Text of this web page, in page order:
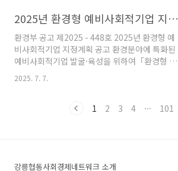
수○ 문 의 처: 강원지속가능경제지원센터 기업
자세한 내용은 붙임 문서를 확인하여 주시기 바
랍니다.
2025년 환경형 예비사회적기업 지정계획 공고
환경부 공고 제2025 - 448호 2025년 환경형 예
비사회적기업 지정계획 공고 환경분야에 특화된
예비사회적기업 발굴·육성을 위하여「환경형 예
비사회적기업 지정제도 및 사회적기업 인증추천
제도 운영지침(2025.6, 환경부)」,「2025년도
부)」에 따라 2025년 환경형 예비사회적기업 지
사업신청 > 사회적기업 인증·지정 > 인·지정 공
2025. 7. 7.
1 2 3 4 ··· 101
강릉협동사회경제네트워크 소개